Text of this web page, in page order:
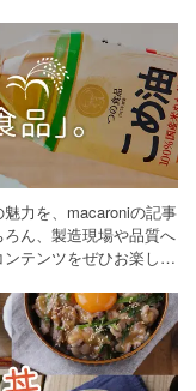
力を、macaroniの記事
ん、製造現場や品質へ
テンツをぜひお楽しみ